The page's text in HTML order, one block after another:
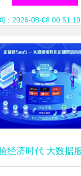
评估提供新参考——
2019WAIC企业访
：2026-08-08 00:51:19
经济时代 大数据